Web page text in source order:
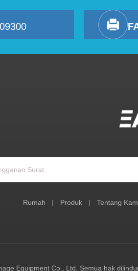
Rumah | Produk | Tentang
Equipment Co., Ltd. Semua hak